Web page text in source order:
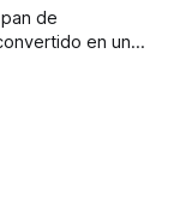
de
en uno
que